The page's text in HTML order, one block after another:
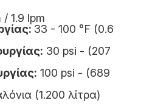
/ 1.9 lpm
33 - 100 °F (0.6
30 psi - (207
100 psi - (689
(1.200 λίτρα)